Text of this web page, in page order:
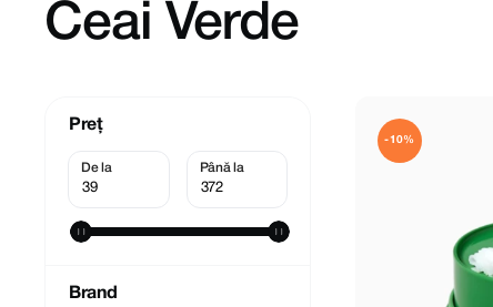
Ceai Verde
Preț
Brand
-10%